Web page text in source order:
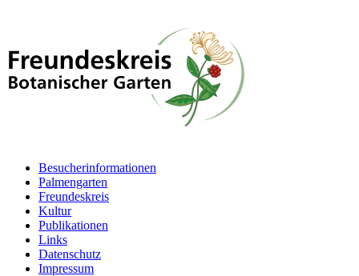
Besucherinformationen
Palmengarten
Freundeskreis
Kultur
Publikationen
Links
Datenschutz
Impressum